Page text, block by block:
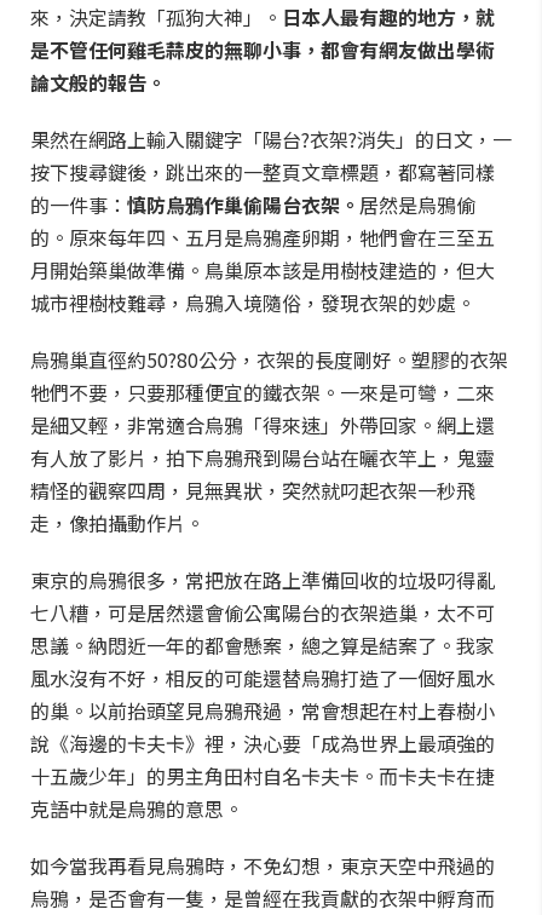
來，決定請教「孤狗大神」。 日本人最有趣的地方，就
是不管任何雞毛蒜皮的無聊小事，都會有網友做出學術
論文般的報告。
果然在網路上輸入關鍵字「陽台?衣架?消失」的日文，一
按下搜尋鍵後，跳出來的一整頁文章標題，都寫著同樣
的一件事： 慎防烏鴉作巢偷陽台衣架。 居然是烏鴉偷
的。原來每年四、五月是烏鴉產卵期，牠們會在三至五
月開始築巢做準備。鳥巢原本該是用樹枝建造的，但大
城市裡樹枝難尋，烏鴉入境隨俗，發現衣架的妙處。
烏鴉巢直徑約50?80公分，衣架的長度剛好。塑膠的衣架
牠們不要，只要那種便宜的鐵衣架。一來是可彎，二來
是細又輕，非常適合烏鴉「得來速」外帶回家。網上還
有人放了影片，拍下烏鴉飛到陽台站在曬衣竿上，鬼靈
精怪的觀察四周，見無異狀，突然就叼起衣架一秒飛
走，像拍攝動作片。
東京的烏鴉很多，常把放在路上準備回收的垃圾叼得亂
七八糟，可是居然還會偷公寓陽台的衣架造巢，太不可
思議。納悶近一年的都會懸案，總之算是結案了。我家
風水沒有不好，相反的可能還替烏鴉打造了一個好風水
的巢。以前抬頭望見烏鴉飛過，常會想起在村上春樹小
說《海邊的卡夫卡》裡，決心要「成為世界上最頑強的
十五歲少年」的男主角田村自名卡夫卡。而卡夫卡在捷
克語中就是烏鴉的意思。
如今當我再看見烏鴉時，不免幻想，東京天空中飛過的
烏鴉，是否會有一隻，是曾經在我貢獻的衣架中孵育而